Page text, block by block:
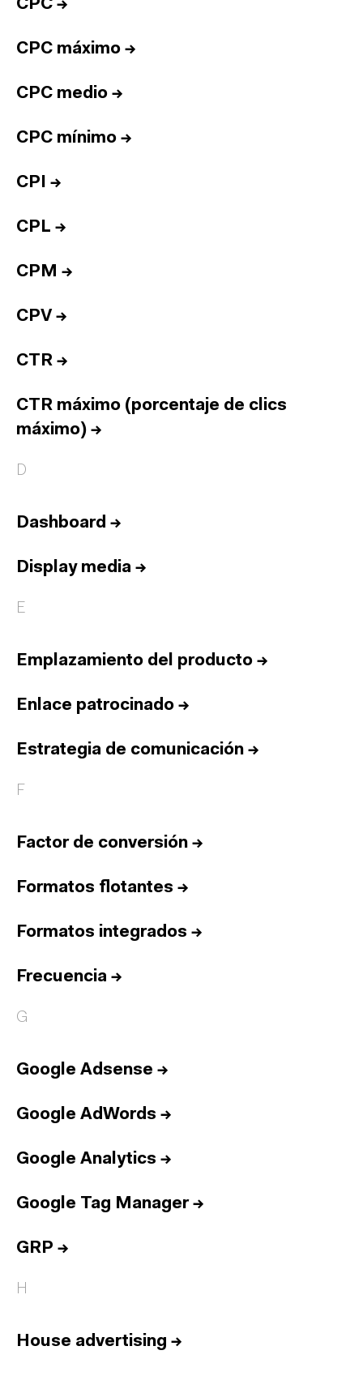
CPC →
CPC máximo →
CPC medio →
CPC mínimo →
CPI →
CPL →
CPM →
CPV →
CTR →
CTR máximo (porcentaje de clics
máximo) →
D
Dashboard →
Display media →
E
Emplazamiento del producto →
Enlace patrocinado →
Estrategia de comunicación →
F
Factor de conversión →
Formatos flotantes →
Formatos integrados →
Frecuencia →
G
Google Adsense →
Google AdWords →
Google Analytics →
Google Tag Manager→
GRP →
H
House advertising →